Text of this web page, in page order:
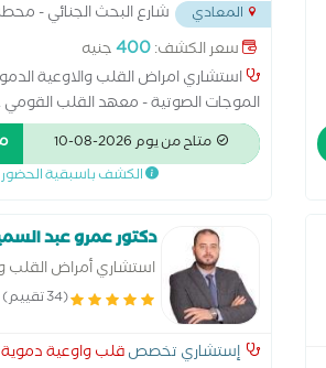
المعادي
شارع البحث الجنائي -
قريش...
سعر الكشف:400جنيه
استشاري امراض القلب والاوعية
الموجات الصوتية - معهد القلب
القلب والأوعية الدموية السابق
المصرية لامراض القلب عضو الجمعية
القلب خبير القسطرة التداخلية
متاح من يوم 2026-08-10
الكشف باسبقية الحضور
دكتور عمرو عبد
استشاري أمراض القلب
القلبية
(34 تقييم)
إستشاري تخصصقلب واوعية دموية